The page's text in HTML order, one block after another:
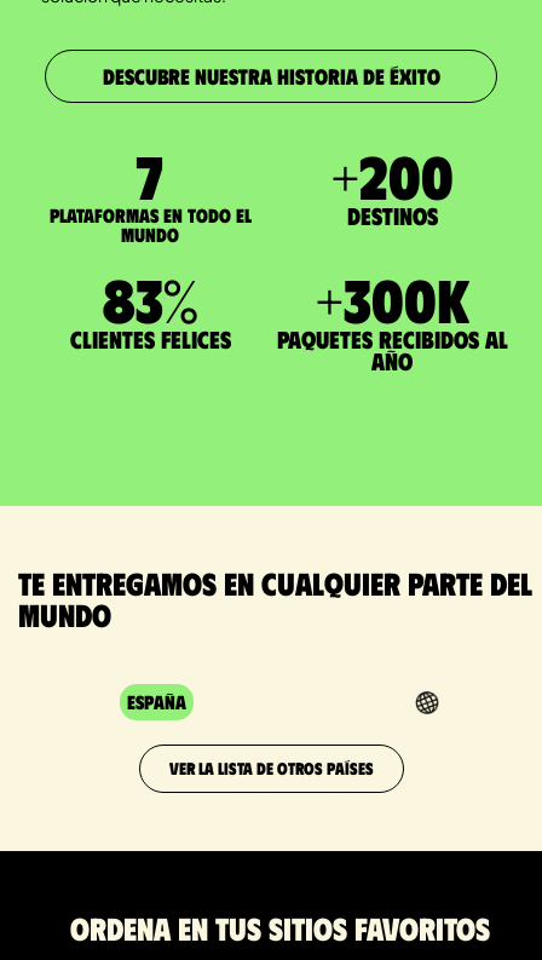
DESCUBRE NUESTRA HISTORIA DE ÉXITO
7
Plataformas en todo el
mundo
+200
Destinos
83%
Clientes felices
+300K
paquetes recibidos al
año
Te entregamos en cualquier parte del
mundo
España
VER LA LISTA DE OTROS PAÍSES
Ordena en tus sitios favoritos